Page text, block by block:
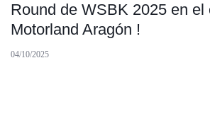
Round de WSBK 2025 en el
Motorland Aragón !
04/10/2025